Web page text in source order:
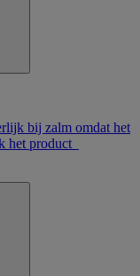
bij zalm omdat het
het product